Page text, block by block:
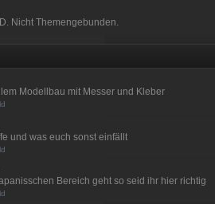
Nicht Themengebunden.
Modellbau mit Messer und Kleber
und was euch sonst einfällt
Bereich geht so seid ihr hier richtig